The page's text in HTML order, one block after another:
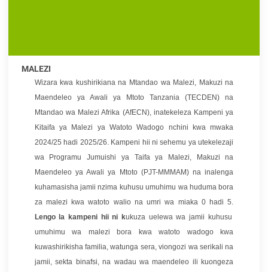
MALEZI
Wizara kwa kushirikiana na Mtandao wa Malezi, Makuzi na
Maendeleo ya Awali ya Mtoto Tanzania (TECDEN) na
Mtandao wa Malezi Afrika (AfECN), inatekeleza Kampeni ya
Kitaifa ya Malezi ya Watoto Wadogo nchini kwa mwaka
2024/25 hadi 2025/26. Kampeni hii ni sehemu ya utekelezaji
wa Programu Jumuishi ya Taifa ya Malezi, Makuzi na
Maendeleo ya Awali ya Mtoto (PJT-MMMAM) na inalenga
kuhamasisha jamii nzima kuhusu umuhimu wa huduma bora
za malezi kwa watoto walio na umri wa miaka 0 hadi 5.
Lengo la kampeni hii ni kukuza uelewa wa jamii kuhusu
umuhimu wa malezi bora kwa watoto wadogo kwa
kuwashirikisha familia, watunga sera, viongozi wa serikali na
jamii, sekta binafsi, na wadau wa maendeleo ili kuongeza